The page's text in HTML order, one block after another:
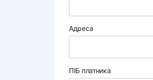
Адреса
ПІБ платника